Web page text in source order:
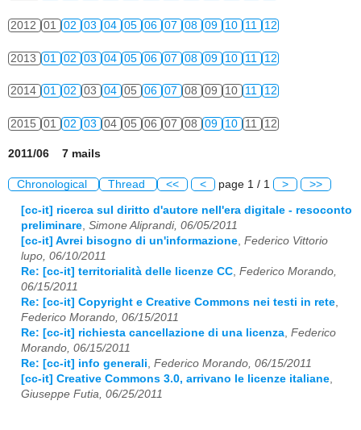
2012 01 02 03 04 05 06 07 08 09 10 11 12
2013 01 02 03 04 05 06 07 08 09 10 11 12
2014 01 02 03 04 05 06 07 08 09 10 11 12
2015 01 02 03 04 05 06 07 08 09 10 11 12
2011/06 7 mails
Chronological Thread << < page 1 / 1 > >>
[cc-it] ricerca sul diritto d'autore nell'era digitale - resoconto
preliminare, Simone Aliprandi, 06/05/2011
[cc-it] Avrei bisogno di un'informazione, Federico Vittorio
lupo, 06/10/2011
Re: [cc-it] territorialità delle licenze CC, Federico Morando,
06/15/2011
Re: [cc-it] Copyright e Creative Commons nei testi in rete,
Federico Morando, 06/15/2011
Re: [cc-it] richiesta cancellazione di una licenza, Federico
Morando, 06/15/2011
Re: [cc-it] info generali, Federico Morando, 06/15/2011
[cc-it] Creative Commons 3.0, arrivano le licenze italiane,
Giuseppe Futia, 06/25/2011